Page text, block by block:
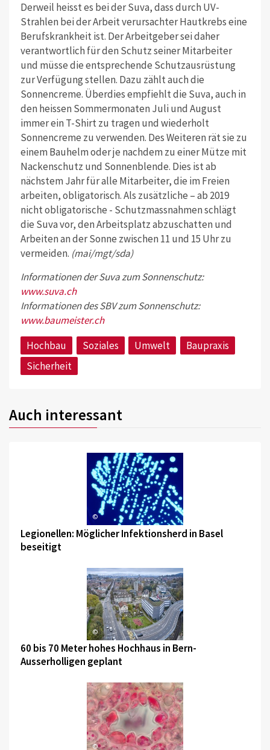
Derweil heisst es bei der Suva, dass durch UV-
Strahlen bei der Arbeit verursachter Hautkrebs eine
Berufskrankheit ist. Der Arbeitgeber sei daher
verantwortlich für den Schutz seiner Mitarbeiter
und müsse die entsprechende Schutzausrüstung
zur Verfügung stellen. Dazu zählt auch die
Sonnencreme. Überdies empfiehlt die Suva, auch in
den heissen Sommermonaten Juli und August
immer ein T-Shirt zu tragen und wiederholt
Sonnencreme zu verwenden. Des Weiteren rät sie zu
einem Bauhelm oder je nachdem zu einer Mütze mit
Nackenschutz und Sonnenblende. Dies ist ab
nächstem Jahr für alle Mitarbeiter, die im Freien
arbeiten, obligatorisch. Als zusätzliche – ab 2019
nicht obligatorische - Schutzmassnahmen schlägt
die Suva vor, den Arbeitsplatz abzuschatten und
Arbeiten an der Sonne zwischen 11 und 15 Uhr zu
vermeiden. (mai/mgt/sda)
Informationen der Suva zum Sonnenschutz:
www.suva.ch
Informationen des SBV zum Sonnenschutz:
www.baumeister.ch
Hochbau
Soziales Umwelt
Baupraxis
Sicherheit
Auch interessant
©
Legionellen: Möglicher Infektionsherd in Basel
beseitigt
©
60 bis 70 Meter hohes Hochhaus in Bern-
Ausserholligen geplant
©